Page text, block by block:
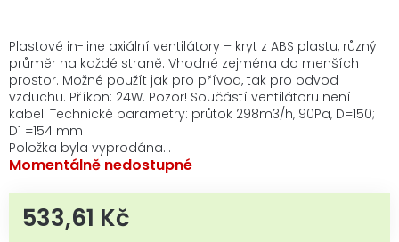
Plastové in-line axiální ventilátory – kryt z ABS plastu, různý
průměr na každé straně. Vhodné zejména do menších
prostor. Možné použít jak pro přívod, tak pro odvod
vzduchu. Příkon: 24W. Pozor! Součástí ventilátoru není
kabel. Technické parametry: průtok 298m3/h, 90Pa, D=150;
D1 =154 mm
Položka byla vyprodána…
Momentálně nedostupné
533,61 Kč